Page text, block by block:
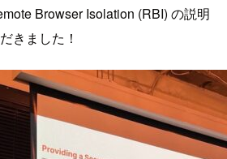
Browser Isolation (RBI) の説明
きました！